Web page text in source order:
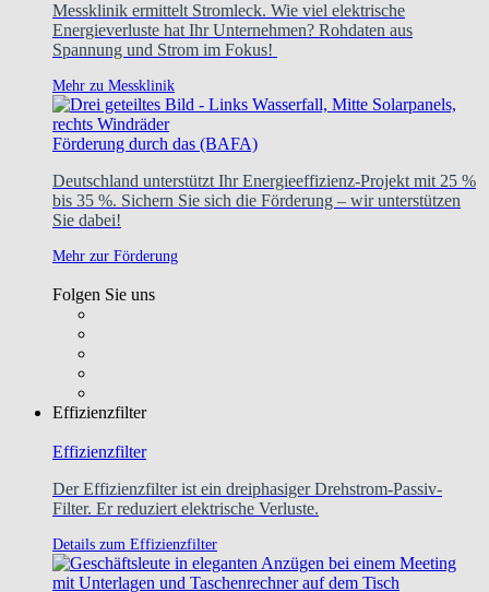
Messklinik ermittelt Stromleck. Wie viel elektrische
Energieverluste hat Ihr Unternehmen? Rohdaten aus
Spannung und Strom im Fokus!
Mehr zu Messklinik
Förderung durch das (BAFA)
Deutschland unterstützt Ihr Energieeffizienz-Projekt mit 25 %
bis 35 %. Sichern Sie sich die Förderung – wir unterstützen
Sie dabei!
Mehr zur Förderung
Folgen Sie uns
Effizienzfilter
Effizienzfilter
Der Effizienzfilter ist ein dreiphasiger Drehstrom-Passiv-
Filter. Er reduziert elektrische Verluste.
Details zum Effizienzfilter